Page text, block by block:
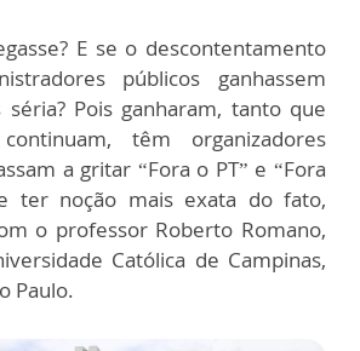
E se o descontentamento
públicos ganhassem
séria? Pois ganharam, tanto que
têm organizadores
a gritar “Fora o PT” e “Fora
ter noção mais exata do fato,
o professor Roberto Romano,
Católica de Campinas,
Paulo.